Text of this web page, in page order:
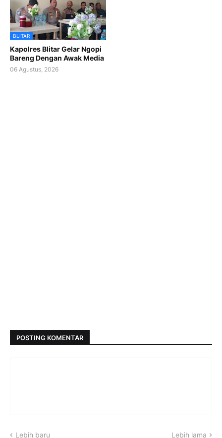
BLITAR
Kapolres Blitar Gelar Ngopi
Bareng Dengan Awak Media
06 Agustus, 2026
POSTING KOMENTAR
Lebih baru Lebih lama